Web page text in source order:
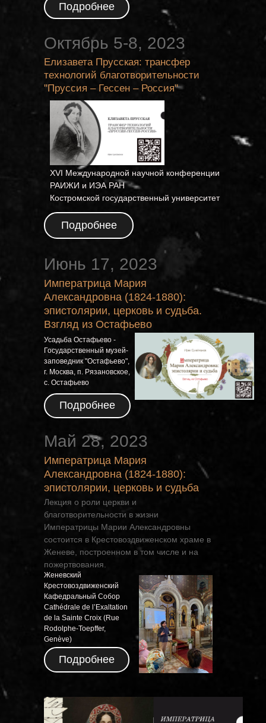
Императрица Мария
Александровна (1824-1880):
эпистолярии, церковь и судьба.
Взгляд из Остафьево
Императрица Мария
Александровна (1824-1880):
эпистолярии, церковь и судьба
Подробнее
Женевский
Крестовоздвиженский
Кафедральный Собор
Cathédrale de l’Exaltation
de la Sainte Croix (Rue
Rodolphe-Toepffer,
Genève)
Лекция о роли церкви и
благотворительности в жизни
Императрицы Марии Александровны
состоится в Крестовоздвиженском храме в
Женеве, построенном в том числе и на
пожертвования.
Октябрь 5-8, 2023
Елизавета Прусская: трансфер
технологий благотворительности
"Пруссия – Гессен – Россия"
Подробнее
XVI Международной научной конференции
РАИЖИ и ИЭА РАН
Костромской государственный университет
Июнь 17, 2023
Усадьба Остафьево -
Государственный музей-
заповедник "Остафьево",
г. Москва, п. Рязановское,
с. Остафьево
Подробнее
Подробнее
Май 28, 2023